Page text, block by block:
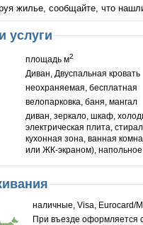
жилье, сообщайте, что
услуги
площадь м2
Диван, Двуспальная кровать
неохраняемая, бесплатная
велопарковка, баня, мангал
диван, зеркало, шкаф,
электрическая плита,
кухонная зона, ванная
или ЖК-экраном),
наличные, Visa, Eurocard/
При въезде оформляется